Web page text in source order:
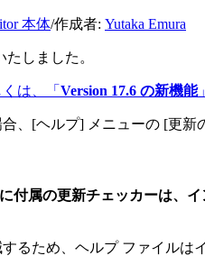
本体/作成者: Yutaka Emura
たしました。
は、「 Version 17.6 の新機能
、[ヘルプ] メニューの [更
付属の更新チェッカーは、
るため、ヘルプ ファイルは